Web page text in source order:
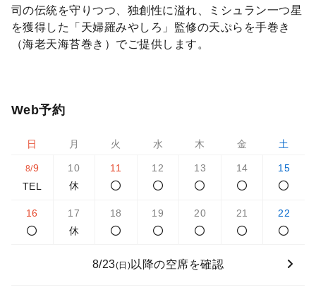
司の伝統を守りつつ、独創性に溢れ、ミシュラン一つ星
を獲得した「天婦羅みやしろ」監修の天ぷらを手巻き
（海老天海苔巻き）でご提供します。
Web予約
日 月 火 水 木 金 土
8/9
TEL
10
休
11 12 13 14 15
16
17
休
18 19 20 21 22
8/23(日) 以降の空席を確認